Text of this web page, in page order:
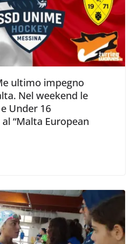
ultimo impegno
Nel weekend le
Under 16
“Malta European